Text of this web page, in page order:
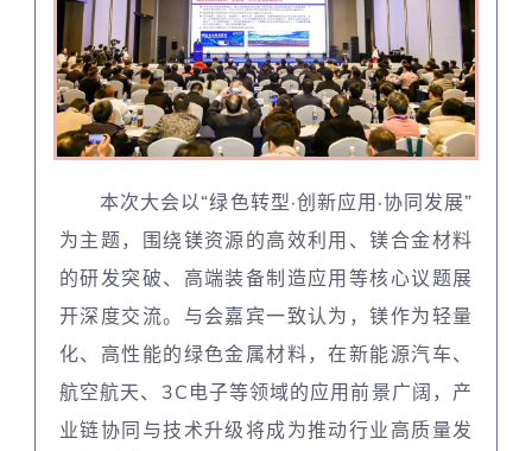
本次大会以“绿色转型·创新应用·协同发展”
为主题，围绕镁资源的高效利用、镁合金材料
的研发突破、高端装备制造应用等核心议题展
开深度交流。与会嘉宾一致认为，镁作为轻量
化、高性能的绿色金属材料，在新能源汽车、
航空航天、3C电子等领域的应用前景广阔，产
业链协同与技术升级将成为推动行业高质量发